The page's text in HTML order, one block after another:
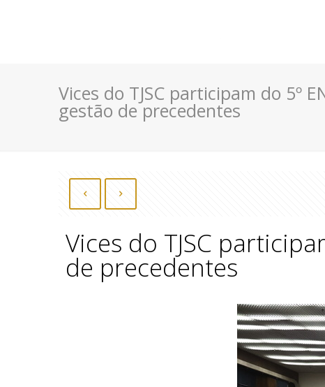
Vices do TJSC participam do 5º
gestão de precedentes
Vices do TJSC
de precedentes